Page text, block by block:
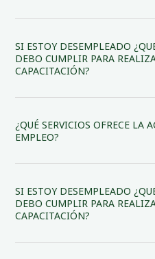
SI ESTOY DESEMPLEADO
DEBO CUMPLIR PARA
CAPACITACIÓN?
¿QUÉ SERVICIOS OFRECE LA
EMPLEO?
SI ESTOY DESEMPLEADO
DEBO CUMPLIR PARA
CAPACITACIÓN?